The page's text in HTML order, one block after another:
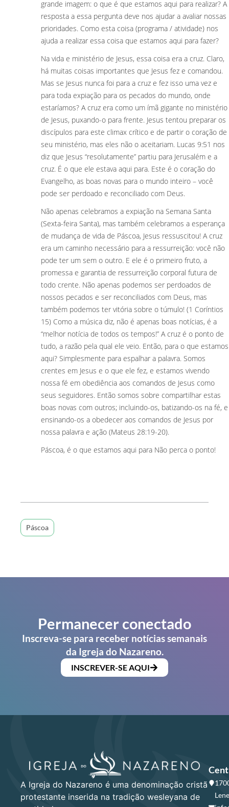
grande imagem: o que é que estamos aqui para realizar? A
resposta a essa pergunta deve nos ajudar a avaliar nossas
prioridades. Como esta coisa (programa / atividade) nos
ajuda a realizar essa coisa que estamos aqui para fazer?
Na vida e ministério de Jesus, essa coisa era a cruz. Claro,
há muitas coisas importantes que Jesus fez e comandou.
Mas se Jesus nunca foi para a cruz e fez isso uma vez e
para toda expiação para os pecados do mundo, onde
estaríamos? A cruz era como um ímã gigante no ministério
de Jesus, puxando-o para frente. Jesus tentou preparar os
discípulos para este climax crítico e de partir o coração de
seu ministério, mas eles não o aceitariam. Lucas 9:51 nos
diz que Jesus “resolutamente” partiu para Jerusalém e a
cruz. É o que ele estava aqui para. Este é o coração do
Evangelho, as boas novas para o mundo inteiro – você
pode ser perdoado e reconciliado com Deus.
Não apenas celebramos a expiação na Semana Santa
(Sexta-feira Santa), mas também celebramos a esperança
de mudança de vida de Páscoa, Jesus ressuscitou! A cruz
era um caminho necessário para a ressurreição: você não
pode ter um sem o outro. E ele é o primeiro fruto, a
promessa e garantia de ressurreição corporal futura de
todo crente. Não apenas podemos ser perdoados de
nossos pecados e ser reconciliados com Deus, mas
também podemos ter vitória sobre o túmulo! (1 Coríntios
15) Como a música diz, não é apenas boas notícias, é a
“melhor notícia de todos os tempos!” A cruz é o ponto de
tudo, a razão pela qual ele veio. Então, para o que estamos
aqui? Simplesmente para espalhar a palavra. Somos
crentes em Jesus e o que ele fez, e estamos vivendo
nossa fé em obediência aos comandos de Jesus como
seus seguidores. Então somos sobre compartilhar estas
boas novas com outros; incluindo-os, batizando-os na fé, e
ensinando-os a obedecer aos comandos de Jesus por
nossa palavra e ação (Mateus 28:19-20).
Páscoa, é o que estamos aqui para Não perca o ponto!
Páscoa
Permanecer conectado
Inscreva-se para receber notícias semanais
da Igreja do Nazareno.
INSCREVER-SE AQUI
A Igreja do Nazareno é uma denominação cristã
protestante inserida na tradição wesleyana de